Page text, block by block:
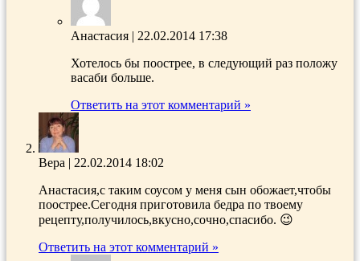
Анастасия | 22.02.2014 17:38
Хотелось бы поострее, в следующий раз положу
васаби больше.
Ответить на этот комментарий »
Вера | 22.02.2014 18:02
Анастасия,с таким соусом у меня сын обожает,чтобы
поострее.Сегодня приготовила бедра по твоему
рецепту,получилось,вкусно,сочно,спасибо. 😉
Ответить на этот комментарий »